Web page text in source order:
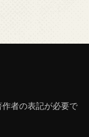
者の表記が必要で